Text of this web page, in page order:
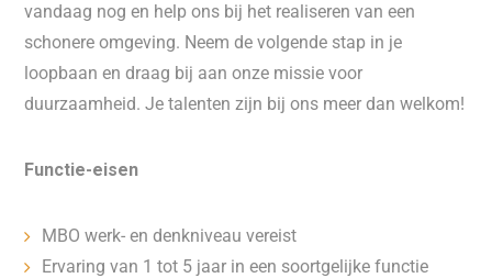
vandaag nog en help ons bij het realiseren van een
schonere omgeving. Neem de volgende stap in je
loopbaan en draag bij aan onze missie voor
duurzaamheid. Je talenten zijn bij ons meer dan welkom!
Functie-eisen
MBO werk- en denkniveau vereist
Ervaring van 1 tot 5 jaar in een soortgelijke functie